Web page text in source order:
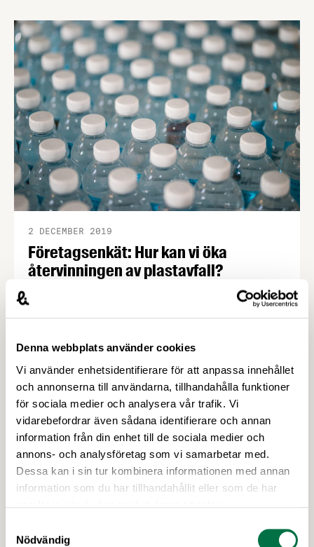
Denna webbplats använder cookies
Vi använder enhetsidentifierare för att anpassa innehållet
och annonserna till användarna, tillhandahålla funktioner
för sociala medier och analysera vår trafik. Vi
vidarebefordrar även sådana identifierare och annan
information från din enhet till de sociala medier och
annons- och analysföretag som vi samarbetar med.
Dessa kan i sin tur kombinera informationen med annan
information som du har tillhandahållit eller som de har
Nödvändig
upplaga av Pack Point Nordic, Nordens mest
heltäckande förpackningskonferens, och
Livsmedelsföretagen är stolt samarbetspartner.
Anmäl dig idag!
Företagsenkät: Hur kan vi öka
återvinningen av plastavfall?
2 DECEMBER 2019
I dag uppkommer omkring 1,6 miljoner ton
plastavfall i Sverige varje år. Mindre än tio procent
ett projekt med syftet att öka återvinningen av
från industrin via en enkät som stänger den 20
december.